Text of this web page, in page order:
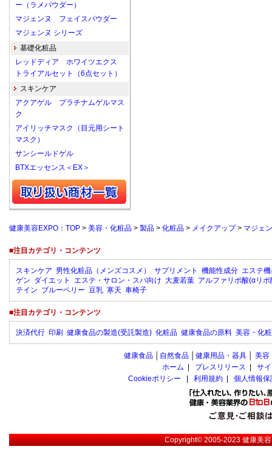
ー（ラメパウダー）
マジェンヌ フェイスパウダー
マジェンヌ シリーズ
基礎化粧品
レッドディア ホワイツエクス
トライアルセット（6点セット）
スキンケア
アクアゲル プラチナムゲルマス
ク
アイリッチマスク（目元用シート
マスク）
サンシールドゲル
BTXエッセンス＜EX＞
健康美容EXPO：TOP > 美容・化粧品 > 製品 > 化粧品 > メイクアップ> マジェ
■注目カテゴリ・コンテンツ
スキンケア 男性化粧品（メンズコスメ） サプリメント 機能性成分 エステ
ゲン ダイエット エステ・サロン・スパ向け 大麦若葉 アルファリポ酸(αリポ
テイン ブルーベリー 豆乳 寒天 車椅子
■注目カテゴリ・コンテンツ
決済代行 印刷 健康食品の製造(受託製造) 化粧品 健康食品の原料 美容・化
健康食品 自然食品 健康用品・器具 美容
ホーム
プレスリリース
サ
Cookieポリシー
利用規約 個人情報
Copyright© 2005-2023健康美